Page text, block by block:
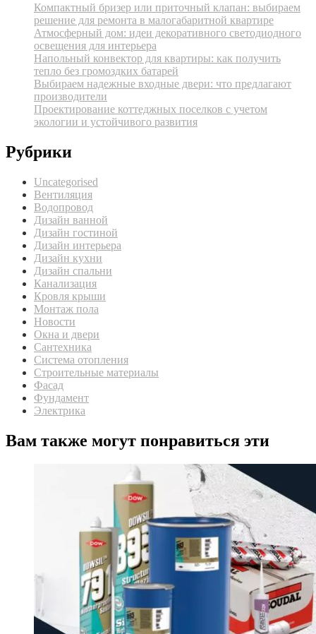
Компактный бризер или приточный клапан: выбираем
решение для ремонта в малогабаритной квартире
Атмосферный дом: идеи декоративного светодиодного
освещения для интерьера
Напольный конвектор для квартиры: как получить
тепло без громоздких батарей
Выбираем надежные входные двери: что предлагают
производители
Проектирование коттеджных поселков с учетом
экологии и устойчивого развития
Рубрики
Uncategorised
Вентиляция
Водопровод
Дизайн ванной
Дизайн гостиной
Дизайн интерьера
Дизайн кухни
Дизайн спальни
Канализация
Кровля крыши
Монтаж пола
Новости
Окна и двери
Сантехника
Система отопления
Строительные материалы
Фасад
Фундамент
Электрика
Вам также могут понравиться эти